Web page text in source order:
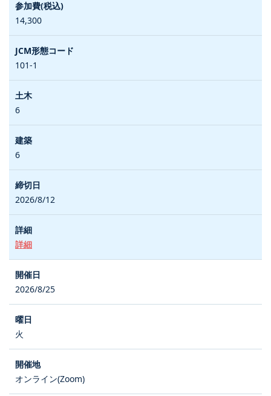
14,300
101-1
6
6
2026/8/12
詳細
2026/8/25
火
オンライン(Zoom)